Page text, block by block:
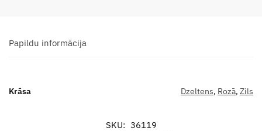
Papildu informācija
Krāsa Dzeltens, Rozā, Zils
SKU: 36119